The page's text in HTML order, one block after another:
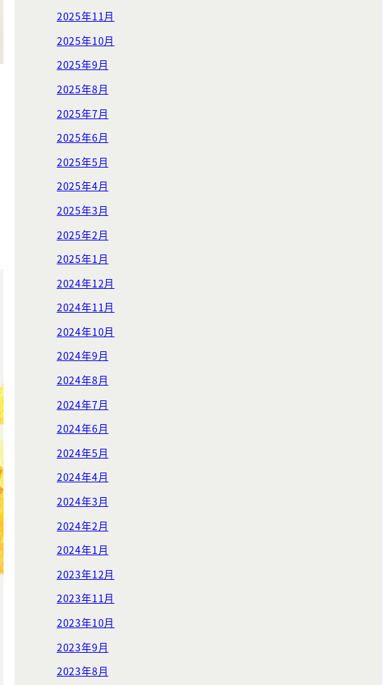
2025年11月
2025年10月
2025年9月
2025年8月
2025年7月
2025年6月
2025年5月
2025年4月
2025年3月
2025年2月
2025年1月
2024年12月
2024年11月
2024年10月
2024年9月
2024年8月
2024年7月
2024年6月
2024年5月
2024年4月
2024年3月
2024年2月
2024年1月
2023年12月
2023年11月
2023年10月
2023年9月
2023年8月